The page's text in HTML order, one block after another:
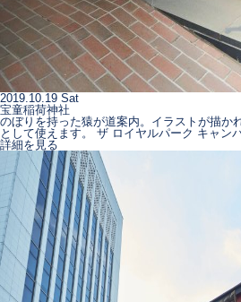
2019.10.19 Sat
宝童稲荷神社
のぼりを持った猿が道案内。イラストが描か
として使えます。 ザ ロイヤルパーク キャン
詳細を見る